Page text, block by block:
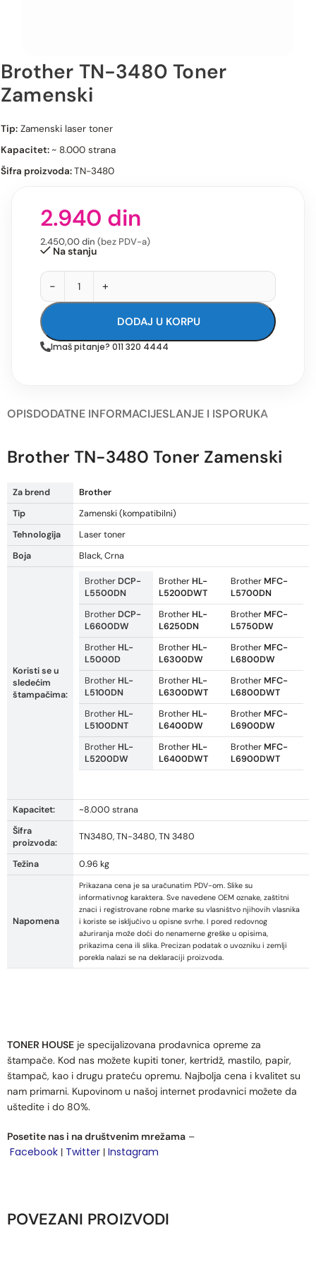
Brother TN-3480 Toner
Zamenski
Tip: Zamenski laser toner
Kapacitet: ~ 8.000 strana
Šifra proizvoda:TN-3480
2.940 din
2.450,00din (bez PDV-a)
Na stanju
- +
DODAJ U KORPU
Imaš pitanje? 011 320 4444
OPISDODATNE INFORMACIJESLANJE I ISPORUKA
Brother TN-3480 Toner Zamenski
Za brend
Brother
Tip
Zamenski (kompatibilni)
Tehnologija
Laser toner
Boja
Black, Crna
Koristi se u
sledećim
štampačima:
Brother DCP-
L5500DN
BrotherHL-
L5200DWT
BrotherMFC-
L5700DN
Brother DCP-
L6600DW
BrotherHL-
L6250DN
BrotherMFC-
L5750DW
Brother HL-
L5000D
BrotherHL-
L6300DW
BrotherMFC-
L6800DW
Brother HL-
L5100DN
BrotherHL-
L6300DWT
BrotherMFC-
L6800DWT
Brother HL-
L5100DNT
BrotherHL-
L6400DW
BrotherMFC-
L6900DW
Brother HL-
L5200DW
BrotherHL-
L6400DWT
BrotherMFC-
L6900DWT
Kapacitet:
~8.000 strana
Šifra
proizvoda:
TN3480, TN-3480, TN 3480
Težina 0.96 kg
Napomena
Prikazana cena je sa uračunatim PDV-om. Slike su
informativnog karaktera. Sve navedene OEM oznake, zaštitni
znaci i registrovane robne marke su vlasništvo njihovih vlasnika
i koriste se isključivo u opisne svrhe. I pored redovnog
ažuriranja može doći do nenamerne greške u opisima,
prikazima cena ili slika. Precizan podatak o uvozniku i zemlji
porekla nalazi se na deklaraciji proizvoda.
TONER HOUSE je specijalizovana prodavnica opreme za
štampače. Kod nas možete kupiti toner, kertridž, mastilo, papir,
štampač, kao i drugu prateću opremu. Najbolja cena i kvalitet su
nam primarni. Kupovinom u našoj internet prodavnici možete da
uštedite i do 80%.
Posetite nas i na društvenim mrežama –
Facebook | Twitter | Instagram
POVEZANI PROIZVODI